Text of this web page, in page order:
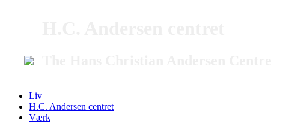
Liv
H.C. Andersen centret
Værk